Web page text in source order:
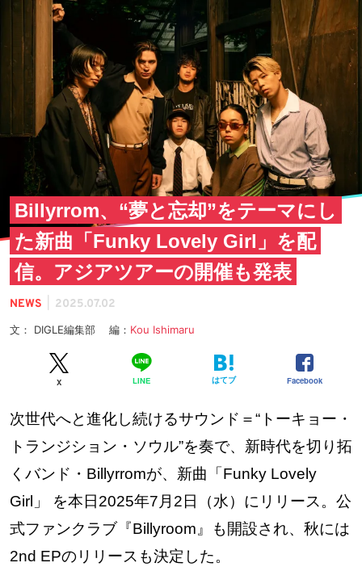
Billyrrom、“夢と忘却”をテーマにし
た新曲「Funky Lovely Girl」を配
信。アジアツアーの開催も発表
NEWS 2025.07.02
文： DIGLE編集部 編： Kou Ishimaru
X LINE はてブ Facebook
次世代へと進化し続けるサウンド＝“トーキョー・
トランジション・ソウル”を奏で、新時代を切り拓
くバンド・Billyrromが、新曲「Funky Lovely
Girl」 を本日2025年7月2日（水）にリリース。公
式ファンクラブ『Billyroom』も開設され、秋には
2nd EPのリリースも決定した。